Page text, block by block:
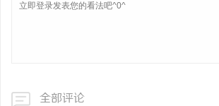
全部评论